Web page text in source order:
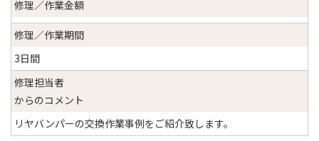
修理／作業金額
修理／作業期間
3日間
修理担当者
からのコメント
リヤバンパーの交換作業事例をご紹介致します。